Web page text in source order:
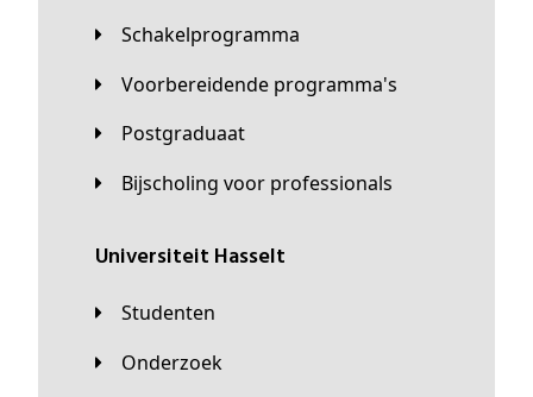
Schakelprogramma
Voorbereidende programma's
Postgraduaat
Bijscholing voor professionals
universiteit Hasselt
Studenten
Onderzoek